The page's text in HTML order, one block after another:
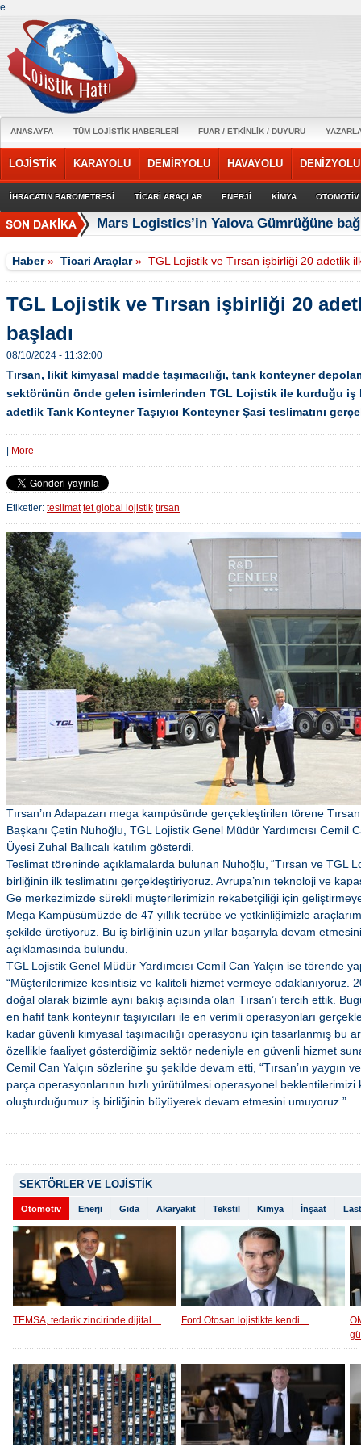
e
ANASAYFA TÜM LOJİSTİK HABERLERİ FUAR / ETKİNLİK / DUYURU
LOJİSTİK KARAYOLU DEMİRYOLU HAVAYOLU DENİZYOLU
İHRACATIN BAROMETRESİ TİCARİ ARAÇLAR ENERJİ KİMYA OTOMOTİV
Mars Logistics’in Yalova Gümrüğüne
Haber»Ticari Araçlar»TGL Lojistik ve Tırsan işbirliği 20 adetlik
TGL Lojistik ve Tırsan işbirliği 20
başladı
08/10/2024 - 11:32:00
Tırsan, likit kimyasal madde taşımacılığı, tank konteyner
sektörünün önde gelen isimlerinden TGL Lojistik ile kurduğu iş
adetlik Tank Konteyner Taşıyıcı Konteyner Şasi teslimatını
More
Etiketler: teslimat tet global lojistik tırsan
Tırsan’ın Adapazarı mega kampüsünde gerçekleştirilen törene
Başkanı Çetin Nuhoğlu, TGL Lojistik Genel Müdür Yardımcısı Cemil
Üyesi Zuhal Ballıcalı katılım gösterdi.
Teslimat töreninde açıklamalarda bulunan Nuhoğlu, “Tırsan ve TGL
birliğinin ilk teslimatını gerçekleştiriyoruz. Avrupa’nın teknoloji ve
Ge merkezimizde sürekli müşterilerimizin rekabetçiliği için
Mega Kampüsümüzde de 47 yıllık tecrübe ve yetkinliğimizle
şekilde üretiyoruz. Bu iş birliğinin uzun yıllar başarıyla devam
açıklamasında bulundu.
TGL Lojistik Genel Müdür Yardımcısı Cemil Can Yalçın ise törende
“Müşterilerimize kesintisiz ve kaliteli hizmet vermeye odaklanıyoruz.
doğal olarak bizimle aynı bakış açısında olan Tırsan’ı tercih ettik.
en hafif tank konteynır taşıyıcıları ile en verimli operasyonları
kadar güvenli kimyasal taşımacılığı operasyonu için tasarlanmış bu
özellikle faaliyet gösterdiğimiz sektör nedeniyle en güvenli hizmet
Cemil Can Yalçın sözlerine şu şekilde devam etti, “Tırsan’ın yaygın
parça operasyonlarının hızlı yürütülmesi operasyonel beklentilerimizi
oluşturduğumuz iş birliğinin büyüyerek devam etmesini umuyoruz.”
SEKTÖRLER VE LOJİSTİK
Otomotiv Enerji Gıda Akaryakıt Tekstil Kimya İnşaat
TEMSA, tedarik zincirinde dijital… Ford Otosan lojistikte kendi…